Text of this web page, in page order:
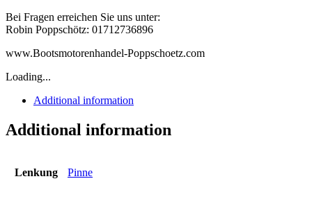
Bei Fragen erreichen Sie uns unter:
Robin Poppschötz: 01712736896
www.Bootsmotorenhandel-Poppschoetz.com
Loading...
Additional information
Additional information
Lenkung Pinne